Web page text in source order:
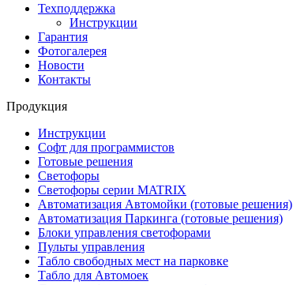
Техподдержка
Инструкции
Гарантия
Фотогалерея
Новости
Контакты
Продукция
Инструкции
Софт для программистов
Готовые решения
Светофоры
Светофоры серии MATRIX
Автоматизация Автомойки (готовые решения)
Автоматизация Паркинга (готовые решения)
Блоки управления светофорами
Пульты управления
Табло свободных мест на парковке
Табло для Автомоек